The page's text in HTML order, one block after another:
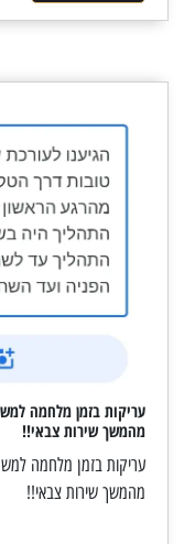
מהמשך שירות צבאי!!
מהמשך שירות צבאי!!